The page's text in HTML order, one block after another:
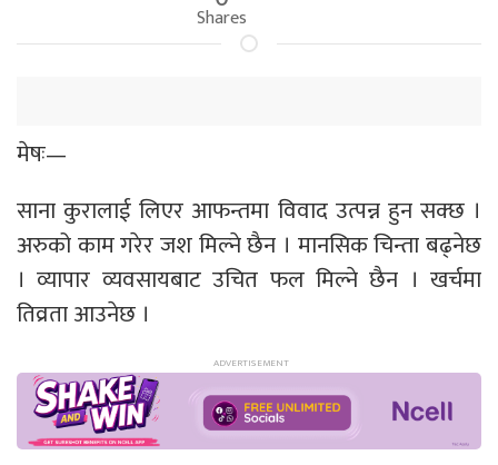
Shares
मेषः—
साना कुरालाई लिएर आफन्तमा विवाद उत्पन्न हुन सक्छ ।
अरुको काम गरेर जश मिल्ने छैन । मानसिक चिन्ता बढ्नेछ
। व्यापार व्यवसायबाट उचित फल मिल्ने छैन । खर्चमा
तिव्रता आउनेछ ।